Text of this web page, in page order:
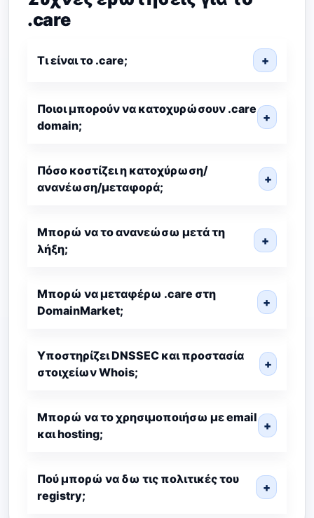
.care
Τι είναι το .care; +
Ποιοι μπορούν να κατοχυρώσουν .care
domain;
+
Πόσο κοστίζει η κατοχύρωση/
ανανέωση/μεταφορά;
+
Μπορώ να το ανανεώσω μετά τη
λήξη;
+
Μπορώ να μεταφέρω .care στη
DomainMarket;
+
Υποστηρίζει DNSSEC και προστασία
στοιχείων Whois;
+
Μπορώ να το χρησιμοποιήσω με email
και hosting;
+
Πού μπορώ να δω τις πολιτικές του
registry;
+